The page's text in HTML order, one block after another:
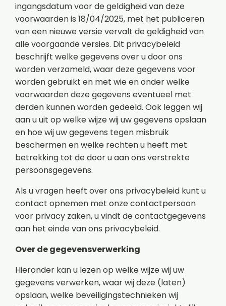
ingangsdatum voor de geldigheid van deze
voorwaarden is 18/04/2025, met het publiceren
van een nieuwe versie vervalt de geldigheid van
alle voorgaande versies. Dit privacybeleid
beschrijft welke gegevens over u door ons
worden verzameld, waar deze gegevens voor
worden gebruikt en met wie en onder welke
voorwaarden deze gegevens eventueel met
derden kunnen worden gedeeld. Ook leggen wij
aan u uit op welke wijze wij uw gegevens opslaan
en hoe wij uw gegevens tegen misbruik
beschermen en welke rechten u heeft met
betrekking tot de door u aan ons verstrekte
persoonsgegevens.
Als u vragen heeft over ons privacybeleid kunt u
contact opnemen met onze contactpersoon
voor privacy zaken, u vindt de contactgegevens
aan het einde van ons privacybeleid.
Over de gegevensverwerking
Hieronder kan u lezen op welke wijze wij uw
gegevens verwerken, waar wij deze (laten)
opslaan, welke beveiligingstechnieken wij